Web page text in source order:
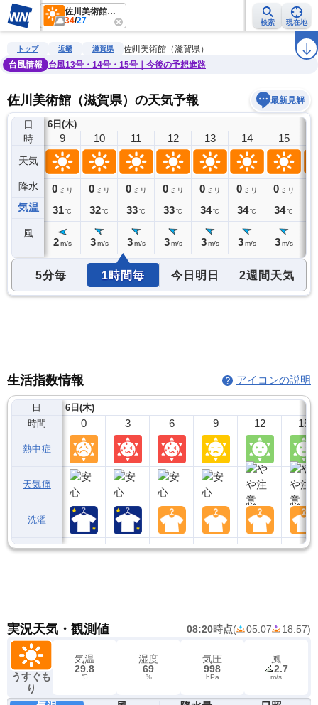
佐川美術館（滋賀県）
34/27 検索 現在地
雨雲レーダー 台風情報 地震情報 警報・注意報 ラ
トップ 近畿 滋賀県
佐川美術館（滋賀県）
台風情報
台風13号・14号・15号｜今後の予想進路
佐川美術館（滋賀県）の天気予報 最新見解
日
時
天気
降水
気温
風
6日(木)
8
0ミリ
30℃
9
0 ミリ
31℃
2 m/s
10
0 ミリ
32℃
3 m/s
11
0 ミリ
33℃
3 m/s
12
0 ミリ
33℃
3 m/s
13
0 ミリ
34℃
3 m/s
14
0 ミリ
34℃
3 m/s
15
0 ミリ
34℃
3 m/s
5分毎 1時間毎 今日明日 2週間天気
生活指数情報 アイコンの説明
日
時間
熱中症
天気痛
洗濯
6日(木)
0 3 6 9 12 15
実況天気・観測値 08:20時点( 05:07 18:57)
うすぐも
り
気温
29.8
℃
湿度
69
%
気圧
998
hPa
風
2.7
m/s